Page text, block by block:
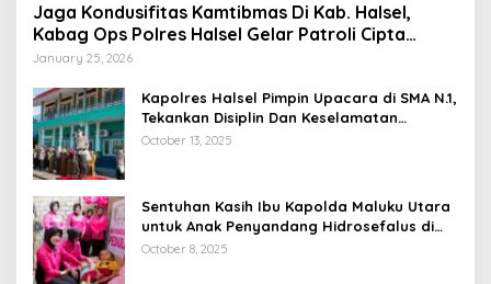
Jaga Kondusifitas Kamtibmas Di Kab. Halsel,
Kabag Ops Polres Halsel Gelar Patroli Cipta
Kondisi
January 25, 2026
Kapolres Halsel Pimpin Upacara di SMA N.1,
Tekankan Disiplin Dan Keselamatan
Berkendara
October 13, 2025
Sentuhan Kasih Ibu Kapolda Maluku Utara
untuk Anak Penyandang Hidrosefalus di
Desa Babang
October 8, 2025